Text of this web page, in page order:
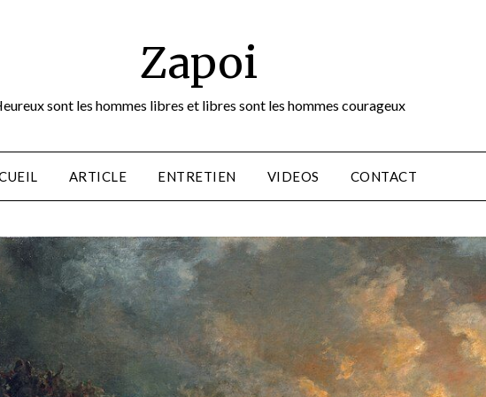
Zapoi
sont les hommes libres et libres sont les hommes courageux
ARTICLE ENTRETIEN VIDEOS CONTACT